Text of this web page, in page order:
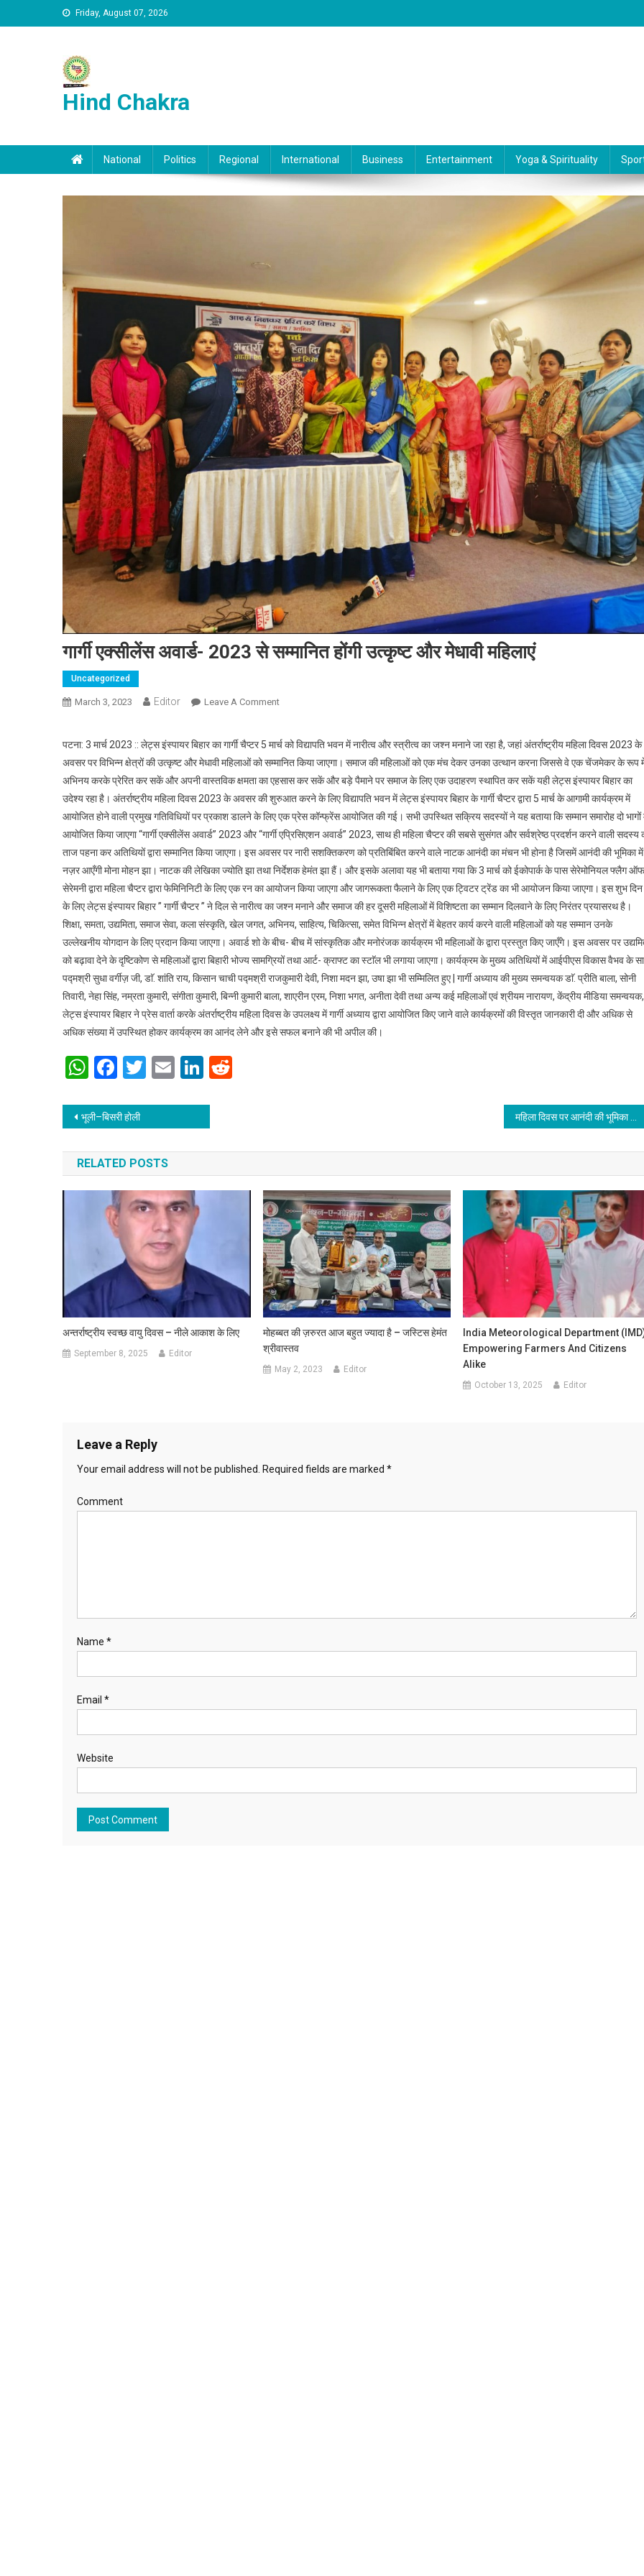
Skip to content Friday, August 07, 2026
Hind Chakra
National Politics Regional International Business Entertainment Yoga & Spirituality
गार्गी एक्सीलेंस अवार्ड- 2023 से सम्मानित होंगी उत्कृष्ट और मेधावी महिलाएं
Uncategorized
March 3, 2023 Editor Leave A Comment
पटना: 3 मार्च 2023 :: लेट्स इंस्पायर बिहार का गार्गी चैप्टर 5 मार्च को विद्यापति भवन में नारीत्व और स्त्रीत्व का जश्न मनाने जा रहा है, जहां अंतर्राष्ट्रीय महिला दिवस 2023 के
अवसर पर विभिन्न क्षेत्रों की उत्कृष्ट और मेधावी महिलाओं को सम्मानित किया जाएगा। समाज की महिलाओं को एक मंच देकर उनका उत्थान करना जिससे वे एक चेंजमेकर के रूप
अभिनय करके प्रेरित कर सकें और अपनी वास्तविक क्षमता का एहसास कर सकें और बड़े पैमाने पर समाज के लिए एक उदाहरण स्थापित कर सकें यही लेट्स इंस्पायर बिहार का
उदेश्य रहा है। अंतर्राष्ट्रीय महिला दिवस 2023 के अवसर की शुरुआत करने के लिए विद्यापति भवन में लेट्स इंस्पायर बिहार के गार्गी चैप्टर द्वारा 5 मार्च के आगामी कार्यक्रम में
आयोजित होने वाली प्रमुख गतिविधियों पर प्रकाश डालने के लिए एक प्रेस कॉन्फ्रेंस आयोजित की गई। सभी उपस्थित सक्रिय सदस्यों ने यह बताया कि सम्मान समारोह दो भागों
आयोजित किया जाएगा “गार्गी एक्सीलेंस अवार्ड” 2023 और “गार्गी एप्रिसिएशन अवार्ड” 2023, साथ ही महिला चैप्टर की सबसे सुसंगत और सर्वश्रेष्ठ प्रदर्शन करने वाली सदस्य
ताज पहना कर अतिथियों द्वारा सम्मानित किया जाएगा। इस अवसर पर नारी सशक्तिकरण को प्रतिबिंबित करने वाले नाटक आनंदी का मंचन भी होना है जिसमें आनंदी की भूमिका में
नज़र आएँगी मोना मोहन झा। नाटक की लेखिका ज्योति झा तथा निर्देशक हेमंत झा हैं। और इसके अलावा यह भी बताया गया कि 3 मार्च को ईकोपार्क के पास सेरेमोनियल फ्लैग ऑफ
सेरेमनी द्वारा महिला चैप्टर द्वारा फेमिनिनिटी के लिए एक रन का आयोजन किया जाएगा और जागरूकता फैलाने के लिए एक ट्विटर ट्रेंड का भी आयोजन किया जाएगा। इस शुभ दिन
के लिए लेट्स इंस्पायर बिहार ” गार्गी चैप्टर ” ने दिल से नारीत्व का जश्न मनाने और समाज की हर दूसरी महिलाओं में विशिष्टता का सम्मान दिलवाने के लिए निरंतर प्रयासरथ है।
शिक्षा, समता, उद्यमिता, समाज सेवा, कला संस्कृति, खेल जगत, अभिनय, साहित्य, चिकित्सा, समेत विभिन्न क्षेत्रों में बेहतर कार्य करने वाली महिलाओं को यह सम्मान उनके
उल्लेखनीय योगदान के लिए प्रदान किया जाएगा। अवार्ड शो के बीच- बीच में सांस्कृतिक और मनोरंजक कार्यक्रम भी महिलाओं के द्वारा प्रस्तुत किए जाएँगे। इस अवसर पर
को बढ़ावा देने के दृष्टिकोण से महिलाओं द्वारा बिहारी भोज्य सामग्रियों तथा आर्ट- क्राफ्ट का स्टाॅल भी लगाया जाएगा। कार्यक्रम के मुख्य अतिथियों में आईपीएस विकास वैभव के
पद्मश्री सुधा वर्गीज़ जी, डाॅ. शांति राय, किसान चाची पद्मश्री राजकुमारी देवी, निशा मदन झा, उषा झा भी सम्मिलित हुए | गार्गी अध्याय की मुख्य समन्वयक डाॅ. प्रीति बाला, सोनी
तिवारी, नेहा सिंह, नम्रता कुमारी, संगीता कुमारी, बिन्नी कुमारी बाला, शाएरीन एरम, निशा भगत, अनीता देवी तथा अन्य कई महिलाओं एवं श्रीयम नारायण, केंद्रीय मीडिया समन्वयक,
लेट्स इंस्पायर बिहार ने प्रेस वार्ता करके अंतर्राष्ट्रीय महिला दिवस के उपलक्ष्य में गार्गी अध्याय द्वारा आयोजित किए जाने वाले कार्यक्रमों की विस्तृत जानकारी दी और अधिक से
अधिक संख्या में उपस्थित होकर कार्यक्रम का आनंद लेने और इसे सफल बनाने की भी अपील की।
WhatsApp
Facebook
Twitter
EmailLinkedIn
Post navigation
भूली–बिसरी होली
RELATED POSTS
अन्तर्राष्ट्रीय स्वच्छ वायु दिवस – नीले आकाश के लिए
September 8, 2025 Editor
मोहब्बत की ज़रुरत आज बहुत ज्यादा है – जस्टिस हेमंत
श्रीवास्तव
May 2, 2023 Editor
India Meteorological Department
Empowering Farmers And Citizens
Alike
October 13, 2025 Editor
Leave a Reply
Your email address will not be published. Required fields are marked *
Comment
Name *
Email *
Website